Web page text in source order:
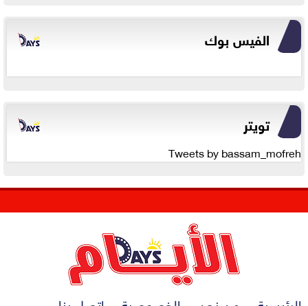
الفيس بوك
تويتر
Tweets by bassam_mofreh